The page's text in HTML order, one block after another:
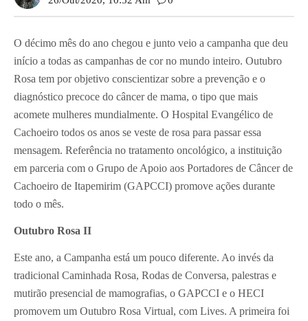
O décimo mês do ano chegou e junto veio a campanha que deu
início a todas as campanhas de cor no mundo inteiro. Outubro
Rosa tem por objetivo conscientizar sobre a prevenção e o
diagnóstico precoce do câncer de mama, o tipo que mais
acomete mulheres mundialmente. O Hospital Evangélico de
Cachoeiro todos os anos se veste de rosa para passar essa
mensagem. Referência no tratamento oncológico, a instituição
em parceria com o Grupo de Apoio aos Portadores de Câncer de
Cachoeiro de Itapemirim (GAPCCI) promove ações durante
todo o mês.
Outubro Rosa II
Este ano, a Campanha está um pouco diferente. Ao invés da
tradicional Caminhada Rosa, Rodas de Conversa, palestras e
mutirão presencial de mamografias, o GAPCCI e o HECI
promovem um Outubro Rosa Virtual, com Lives. A primeira foi